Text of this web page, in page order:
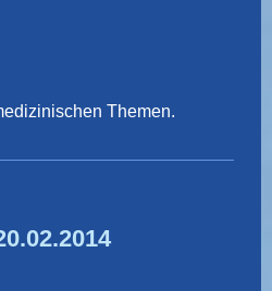
Themen.